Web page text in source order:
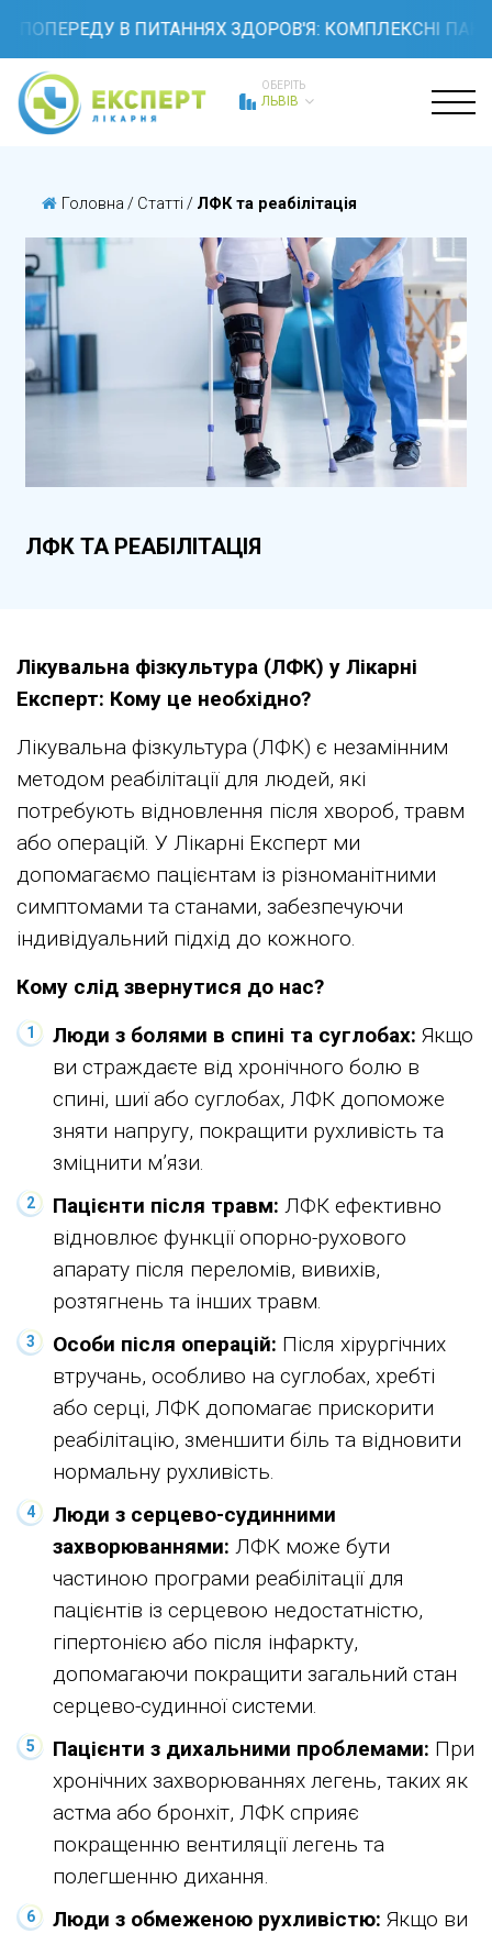
ПОПЕРЕДУ В ПИТАННЯХ ЗДОРОВ'Я: КОМПЛЕКСНІ
ОБЕРІТЬ
ЛЬВІВ
Головна / Статті / ЛФК та реабілітація
ЛФК ТА РЕАБІЛІТАЦІЯ
Лікувальна фізкультура (ЛФК) у Лікарні
Експерт: Кому це необхідно?
Лікувальна фізкультура (ЛФК) є незамінним
методом реабілітації для людей, які
потребують відновлення після хвороб, травм
або операцій. У Лікарні Експерт ми
допомагаємо пацієнтам із різноманітними
симптомами та станами, забезпечуючи
індивідуальний підхід до кожного.
Кому слід звернутися до нас?
Люди з болями в спині та суглобах: Якщо
ви страждаєте від хронічного болю в
спині, шиї або суглобах, ЛФК допоможе
зняти напругу, покращити рухливість та
зміцнити м’язи.
Пацієнти після травм: ЛФК ефективно
відновлює функції опорно-рухового
апарату після переломів, вивихів,
розтягнень та інших травм.
Особи після операцій: Після хірургічних
втручань, особливо на суглобах, хребті
або серці, ЛФК допомагає прискорити
реабілітацію, зменшити біль та відновити
нормальну рухливість.
Люди з серцево-судинними
захворюваннями: ЛФК може бути
частиною програми реабілітації для
пацієнтів із серцевою недостатністю,
гіпертонією або після інфаркту,
допомагаючи покращити загальний стан
серцево-судинної системи.
Пацієнти з дихальними проблемами: При
хронічних захворюваннях легень, таких як
астма або бронхіт, ЛФК сприяє
покращенню вентиляції легень та
полегшенню дихання.
Люди з обмеженою рухливістю: Якщо ви